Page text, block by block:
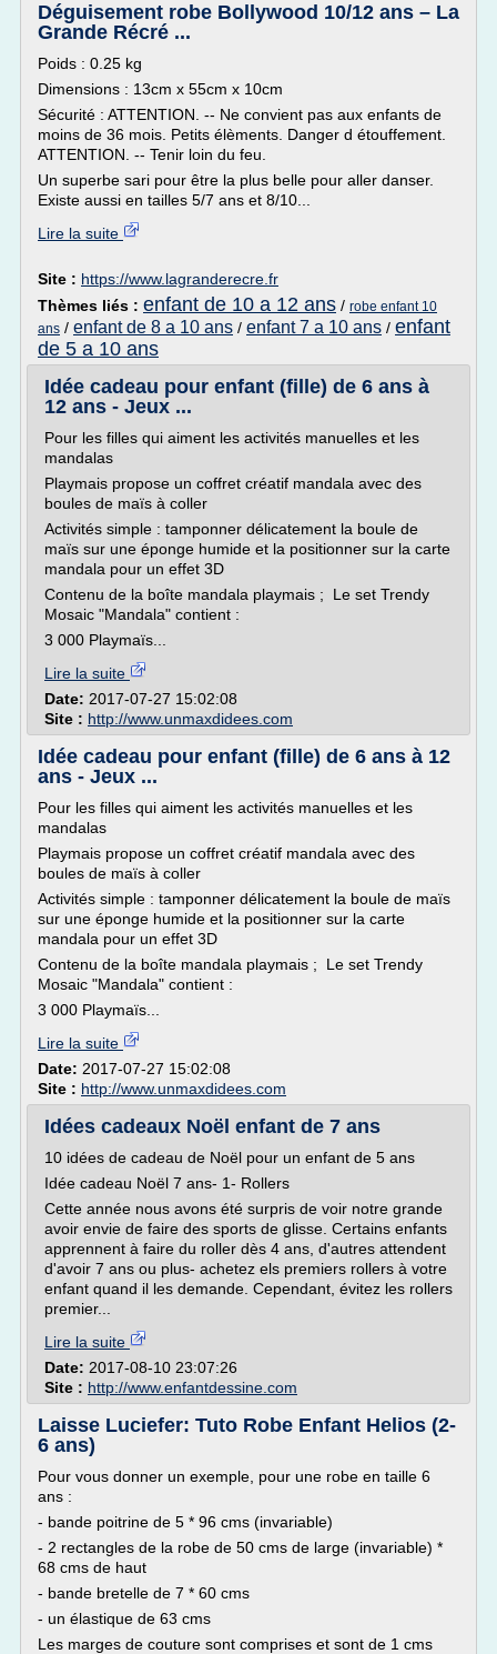
Déguisement robe Bollywood 10/12 ans – La
Grande Récré ...
Poids : 0.25 kg
Dimensions : 13cm x 55cm x 10cm
Sécurité : ATTENTION. -- Ne convient pas aux enfants de
moins de 36 mois. Petits élèments. Danger d étouffement.
ATTENTION. -- Tenir loin du feu.
Un superbe sari pour être la plus belle pour aller danser.
Existe aussi en tailles 5/7 ans et 8/10...
Lire la suite
Site : https://www.lagranderecre.fr
Thèmes liés : enfant de 10 a 12 ans / robe enfant 10
ans / enfant de 8 a 10 ans / enfant 7 a 10 ans / enfant
de 5 a 10 ans
Idée cadeau pour enfant (fille) de 6 ans à
12 ans - Jeux ...
Pour les filles qui aiment les activités manuelles et les
mandalas
Playmais propose un coffret créatif mandala avec des
boules de maïs à coller
Activités simple : tamponner délicatement la boule de
maïs sur une éponge humide et la positionner sur la carte
mandala pour un effet 3D
Contenu de la boîte mandala playmais ; Le set Trendy
Mosaic "Mandala" contient :
3 000 Playmaïs...
Lire la suite
Date: 2017-07-27 15:02:08
Site : http://www.unmaxdidees.com
Idée cadeau pour enfant (fille) de 6 ans à 12
ans - Jeux ...
Pour les filles qui aiment les activités manuelles et les
mandalas
Playmais propose un coffret créatif mandala avec des
boules de maïs à coller
Activités simple : tamponner délicatement la boule de maïs
sur une éponge humide et la positionner sur la carte
mandala pour un effet 3D
Contenu de la boîte mandala playmais ; Le set Trendy
Mosaic "Mandala" contient :
3 000 Playmaïs...
Lire la suite
Date: 2017-07-27 15:02:08
Site : http://www.unmaxdidees.com
Idées cadeaux Noël enfant de 7 ans
10 idées de cadeau de Noël pour un enfant de 5 ans
Idée cadeau Noël 7 ans- 1- Rollers
Cette année nous avons été surpris de voir notre grande
avoir envie de faire des sports de glisse. Certains enfants
apprennent à faire du roller dès 4 ans, d'autres attendent
d'avoir 7 ans ou plus- achetez els premiers rollers à votre
enfant quand il les demande. Cependant, évitez les rollers
premier...
Lire la suite
Date: 2017-08-10 23:07:26
Site : http://www.enfantdessine.com
Laisse Luciefer: Tuto Robe Enfant Helios (2-
6 ans)
Pour vous donner un exemple, pour une robe en taille 6
ans :
- bande poitrine de 5 * 96 cms (invariable)
- 2 rectangles de la robe de 50 cms de large (invariable) *
68 cms de haut
- bande bretelle de 7 * 60 cms
- un élastique de 63 cms
Les marges de couture sont comprises et sont de 1 cms